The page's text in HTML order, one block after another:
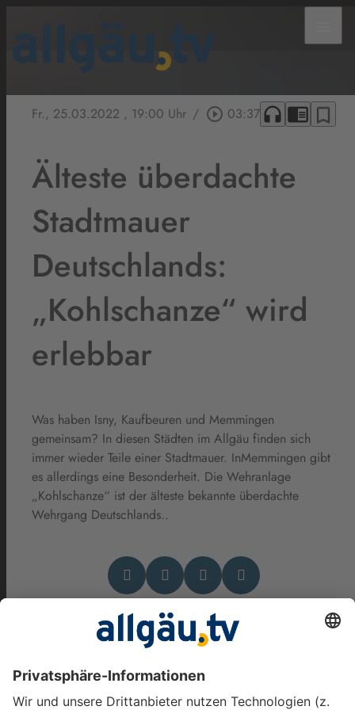
Fr., 25.03.2022 , 19:00 Uhr / play_circle_outline 03:37 headphones chrome_reader_mode bookmark_border
Älteste überdachte
Stadtmauer
Deutschlands:
„Kohlschanze“ wird
erlebbar
Was haben Isny, Kaufbeuren und Memmingen
gemeinsam? In diesen Städten im Allgäu finden sich
immer wieder Teile einer Stadtmauer. InMemmingen gibt
es allerdings eine Besonderheit. Die Wehranlage
„Kohlschanze“ ist der älteste bekannte überdachte
Wehrgang Deutschlands..
Das könnte Dich auch
interessieren